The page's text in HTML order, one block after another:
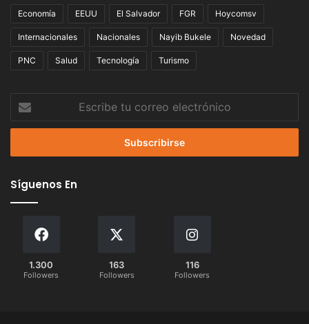
Economía EEUU El Salvador FGR Hoycomsv
Internacionales Nacionales Nayib Bukele Novedad
PNC Salud Tecnología Turismo
correo
Síguenos En
1.300
Followers
163
Followers
116
Followers